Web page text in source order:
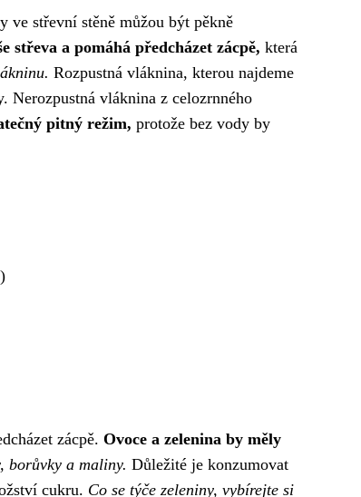
střevní stěně můžou být pěkně
a pomáhá předcházet zácpě, která
Rozpustná vláknina, kterou najdeme
Nerozpustná vláknina z celozrnného
pitný režim, protože bez vody by
zácpě. Ovoce a zelenina by měly
borůvky a maliny. Důležité je konzumovat
cukru. Co se týče zeleniny, vybírejte si